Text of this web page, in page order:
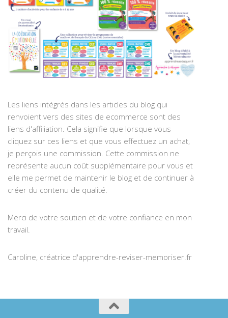
Les liens intégrés dans les articles du blog qui
renvoient vers des sites de ecommerce sont des
liens d'affiliation. Cela signifie que lorsque vous
cliquez sur ces liens et que vous effectuez un achat,
je perçois une commission. Cette commission ne
représente aucun coût supplémentaire pour vous et
elle me permet de maintenir le blog et de continuer à
créer du contenu de qualité.
Merci de votre soutien et de votre confiance en mon
travail.
Caroline, créatrice d'apprendre-reviser-memoriser.fr